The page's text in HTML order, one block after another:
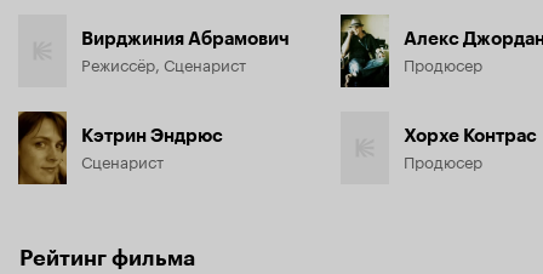
Вирджиния Абрамович
Режиссёр, Сценарист
Кэтрин Эндрюс
Сценарист
Алекс
Продюсер
Хорхе Контрас
Продюсер
Рейтинг фильма